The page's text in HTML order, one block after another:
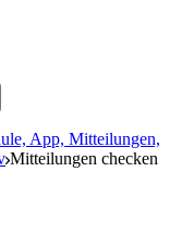
App, Mitteilungen,
Mitteilungen checken